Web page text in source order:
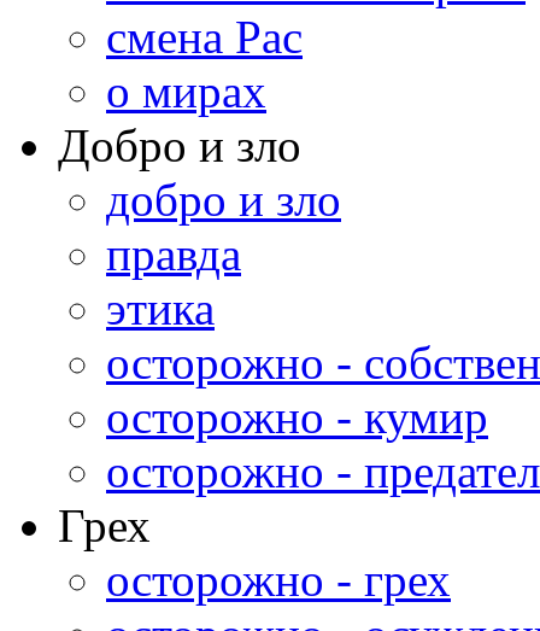
смена Рас
о мирах
Добро и зло
добро и зло
правда
этика
осторожно -
осторожно - кумир
осторожно -
Грех
осторожно - грех